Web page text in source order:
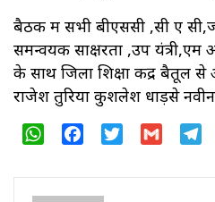
बैठक में सभी बीएससी ,सी ए
समन्वयक साक्षरता ,उप
के साथ जिला शिक्षा केंद्र बैतूल से
राजेश तुरिया कुशलेश धाड़से
WhatsAppFacebookTwitter Gmail